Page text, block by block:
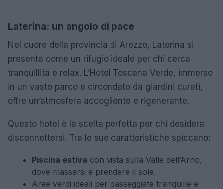
Laterina: un angolo di pace
Nel cuore della provincia di Arezzo, Laterina si
presenta come un rifugio ideale per chi cerca
tranquillità e relax. L’Hotel Toscana Verde, immerso
in un vasto parco e circondato da giardini curati,
offre un’atmosfera accogliente e rigenerante.
Questo hotel è la scelta perfetta per chi desidera
disconnettersi. Tra le sue caratteristiche spiccano:
Piscina estiva con vista sulla Valle dell’Arno,
dove rilassarsi e prendere il sole.
Aree verdi ideali per passeggiate tranquille e